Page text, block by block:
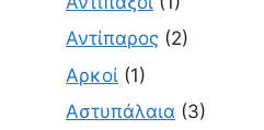
Αντίπαρος (2)
Αρκοί (1)
Αστυπάλαια (3)